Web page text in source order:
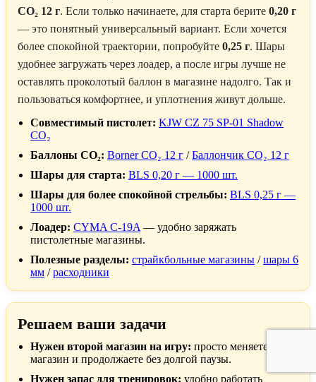
CO₂ 12 г. Если только начинаете, для старта берите 0,20 г
— это понятный универсальный вариант. Если хочется
более спокойной траектории, попробуйте 0,25 г. Шары
удобнее загружать через лоадер, а после игры лучше не
оставлять проколотый баллон в магазине надолго. Так и
пользоваться комфортнее, и уплотнения живут дольше.
Совместимый пистолет: KJW CZ 75 SP-01 Shadow
CO₂
Баллоны CO₂: Borner CO₂ 12 г /Баллончик CO₂ 12 г
Шары для старта: BLS 0,20 г — 1000 шт.
Шары для более спокойной стрельбы: BLS 0,25 г —
1000 шт.
Лоадер: CYMA C-19A — удобно заряжать
пистолетные магазины.
Полезные разделы: страйкбольные магазины /шары 6
мм /расходники
Решаем ваши задачи
Нужен второй магазин на игру: просто меняете
магазин и продолжаете без долгой паузы.
Нужен запас для тренировок: удобно работать